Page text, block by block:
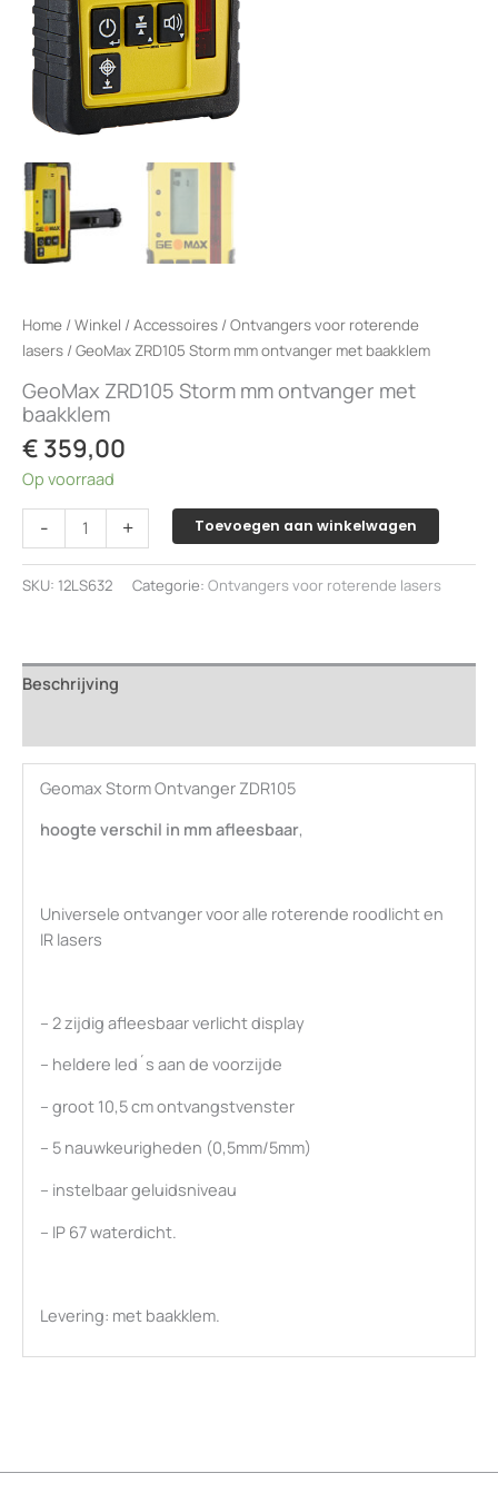
Home /Winkel /Accessoires /Ontvangers voor roterende
lasers / GeoMax ZRD105 Storm mm ontvanger met baakklem
GeoMax ZRD105 Storm mm ontvanger met
baakklem
€ 359,00
Op voorraad
-
ZRD105
Storm
mm
baakklem
aantal
+ Toevoegen aan winkelwagen
SKU: 12LS632 Categorie: Ontvangers voor roterende lasers
Beschrijving
Geomax Storm Ontvanger ZDR105
hoogte verschil in mm afleesbaar,
Universele ontvanger voor alle roterende roodlicht en
IR lasers
– 2 zijdig afleesbaar verlicht display
– heldere led´s aan de voorzijde
– groot 10,5 cm ontvangstvenster
– 5 nauwkeurigheden (0,5mm/5mm)
– instelbaar geluidsniveau
– IP 67 waterdicht.
Levering: met baakklem.